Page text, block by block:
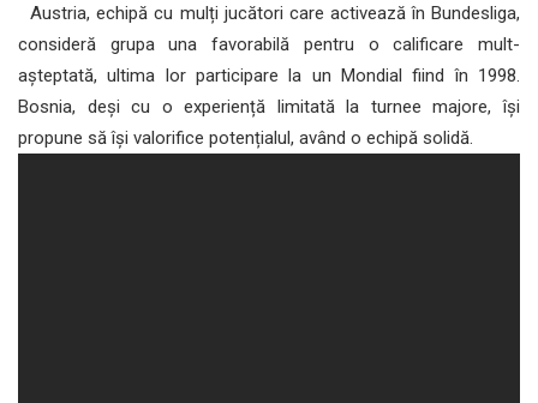
Austria, echipă cu mulți jucători care activează în Bundesliga,
consideră grupa una favorabilă pentru o calificare mult-
așteptată, ultima lor participare la un Mondial fiind în 1998.
Bosnia, deși cu o experiență limitată la turnee majore, își
propune să își valorifice potențialul, având o echipă solidă.